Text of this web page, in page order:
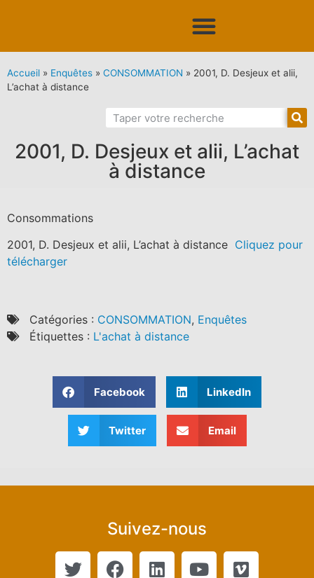
Accueil » Enquêtes » CONSOMMATION » 2001, D. Desjeux et alii,
L’achat à distance
2001, D. Desjeux et alii, L’achat
à distance
Consommations
2001, D. Desjeux et alii, L’achat à distance Cliquez pour
télécharger
Catégories : CONSOMMATION, Enquêtes
Étiquettes : L'achat à distance
Facebook LinkedIn
Twitter Email
Suivez-nous